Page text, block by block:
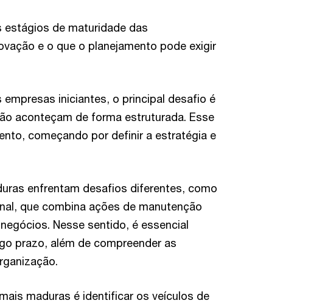
de maturidade das
e o que o planejamento pode exigir
iniciantes, o principal desafio é
aconteçam de forma estruturada. Esse
começando por definir a estratégia e
enfrentam desafios diferentes, como
que combina ações de manutenção
Nesse sentido, é essencial
prazo, além de compreender as
maduras é identificar os veículos de